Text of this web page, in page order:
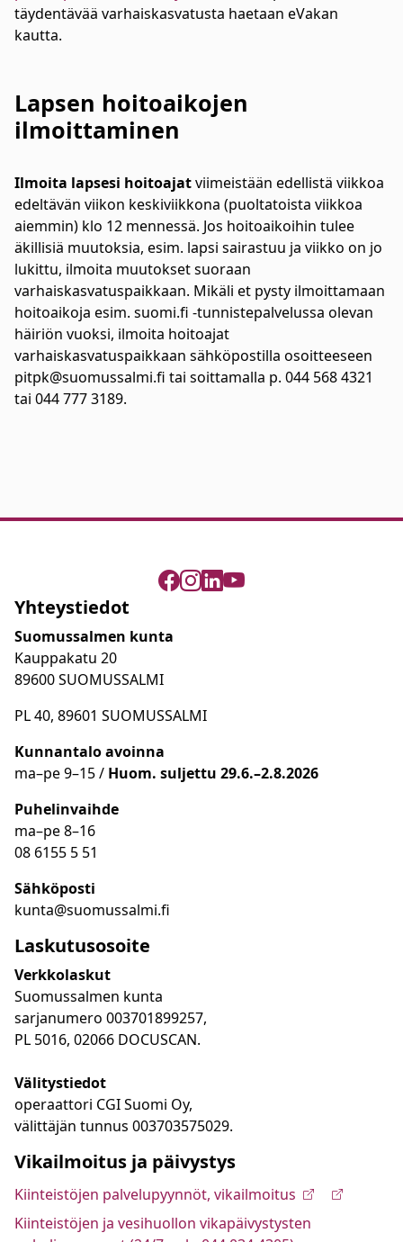
täydentävää varhaiskasvatusta haetaan eVakan
kautta.
Lapsen hoitoaikojen
ilmoittaminen
Ilmoita lapsesi hoitoajatviimeistään edellistä viikkoa
edeltävän viikon keskiviikkona (puoltatoista viikkoa
aiemmin) klo 12 mennessä. Jos hoitoaikoihin tulee
äkillisiä muutoksia, esim. lapsi sairastuu ja viikko on jo
lukittu, ilmoita muutokset suoraan
varhaiskasvatuspaikkaan. Mikäli et pysty ilmoittamaan
hoitoaikoja esim. suomi.fi -tunnistepalvelussa olevan
häiriön vuoksi, ilmoita hoitoajat
varhaiskasvatuspaikkaan sähköpostilla osoitteeseen
pitpk@suomussalmi.fi tai soittamalla p. 044 568 4321
tai 044 777 3189.
Yhteystiedot
Suomussalmen kunta
Kauppakatu 20
89600 SUOMUSSALMI
PL 40, 89601 SUOMUSSALMI
Kunnantalo avoinna
ma–pe 9–15 / Huom. suljettu 29.6.–2.8.2026
Puhelinvaihde
ma–pe 8–16
08 6155 5 51
Sähköposti
kunta@suomussalmi.fi
Laskutusosoite
Verkkolaskut
Suomussalmen kunta
sarjanumero 003701899257,
PL 5016, 02066 DOCUSCAN.
Välitystiedot
operaattori CGI Suomi Oy,
välittäjän tunnus 003703575029.
Vikailmoitus ja päivystys
Kiinteistöjen palvelupyynnöt, vikailmoitus
Kiinteistöjen ja vesihuollon vikapäivystysten